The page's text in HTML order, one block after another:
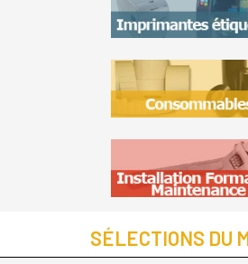
SÉLECTIONS DU